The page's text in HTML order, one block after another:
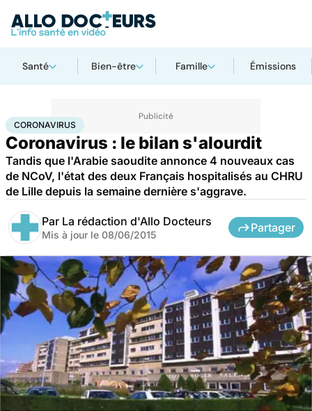
Santé Bien-être Famille Émissions
AccueilSantéMaladies Coronavirus
CORONAVIRUS
Coronavirus : le bilan s'alourdit
Tandis que l'Arabie saoudite annonce 4 nouveaux cas
de NCoV, l'état des deux Français hospitalisés au CHRU
de Lille depuis la semaine dernière s'aggrave.
Par La rédaction d'Allo Docteurs
Mis à jour le 08/06/2015
Partager